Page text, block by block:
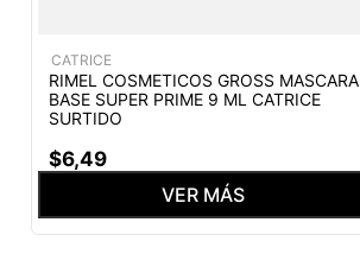
CATRICE
RIMEL COSMETICOS GROSS MASCARA
BASE SUPER PRIME 9 ML CATRICE
SURTIDO
$6,49
VER MÁS